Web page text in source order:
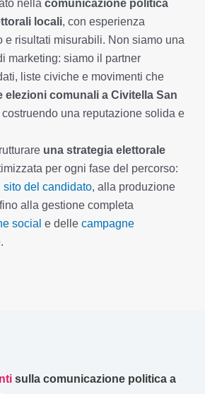
nella comunicazione politica
locali, con esperienza
e risultati misurabili. Non siamo una
marketing: siamo il partner
liste civiche e movimenti che
elezioni comunali a Civitella San
costruendo una reputazione solida e
una strategia elettorale
per ogni fase del percorso:
sito del candidato, alla produzione
alla gestione completa
social e delle campagne
.
sulla comunicazione politica a